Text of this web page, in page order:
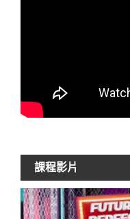
課程影片